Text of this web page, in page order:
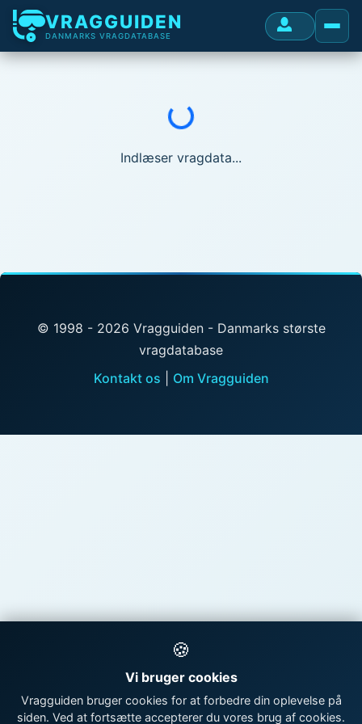
VRAGGUIDEN
DANMARKS VRAGDATABASE
Indlæser...
Indlæser vragdata...
© 1998 - 2026 Vragguiden - Danmarks største
vragdatabase
Kontakt os
Om Vragguiden
🍪
Vi bruger cookies
Vragguiden bruger cookies for at forbedre din oplevelse på
siden. Ved at fortsætte accepterer du vores brug af cookies.